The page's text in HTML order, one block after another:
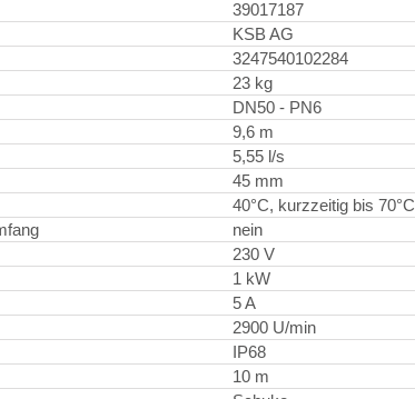
39017187
KSB AG
3247540102284
23 kg
DN50 - PN6
9,6 m
5,55 l/s
45 mm
40°C, kurzzeitig bis 70°C
nein
230 V
1 kW
5 A
2900 U/min
IP68
10 m